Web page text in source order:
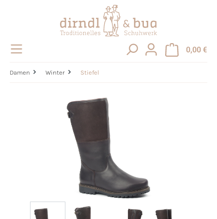
0,00 €
Damen Winter Stiefel
Bildergalerie überspringen